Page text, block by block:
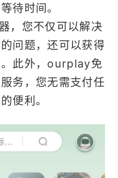
待时间。
，您不仅可以解决
问题，还可以获得
。此外，ourplay免
务，您无需支付任
便利。